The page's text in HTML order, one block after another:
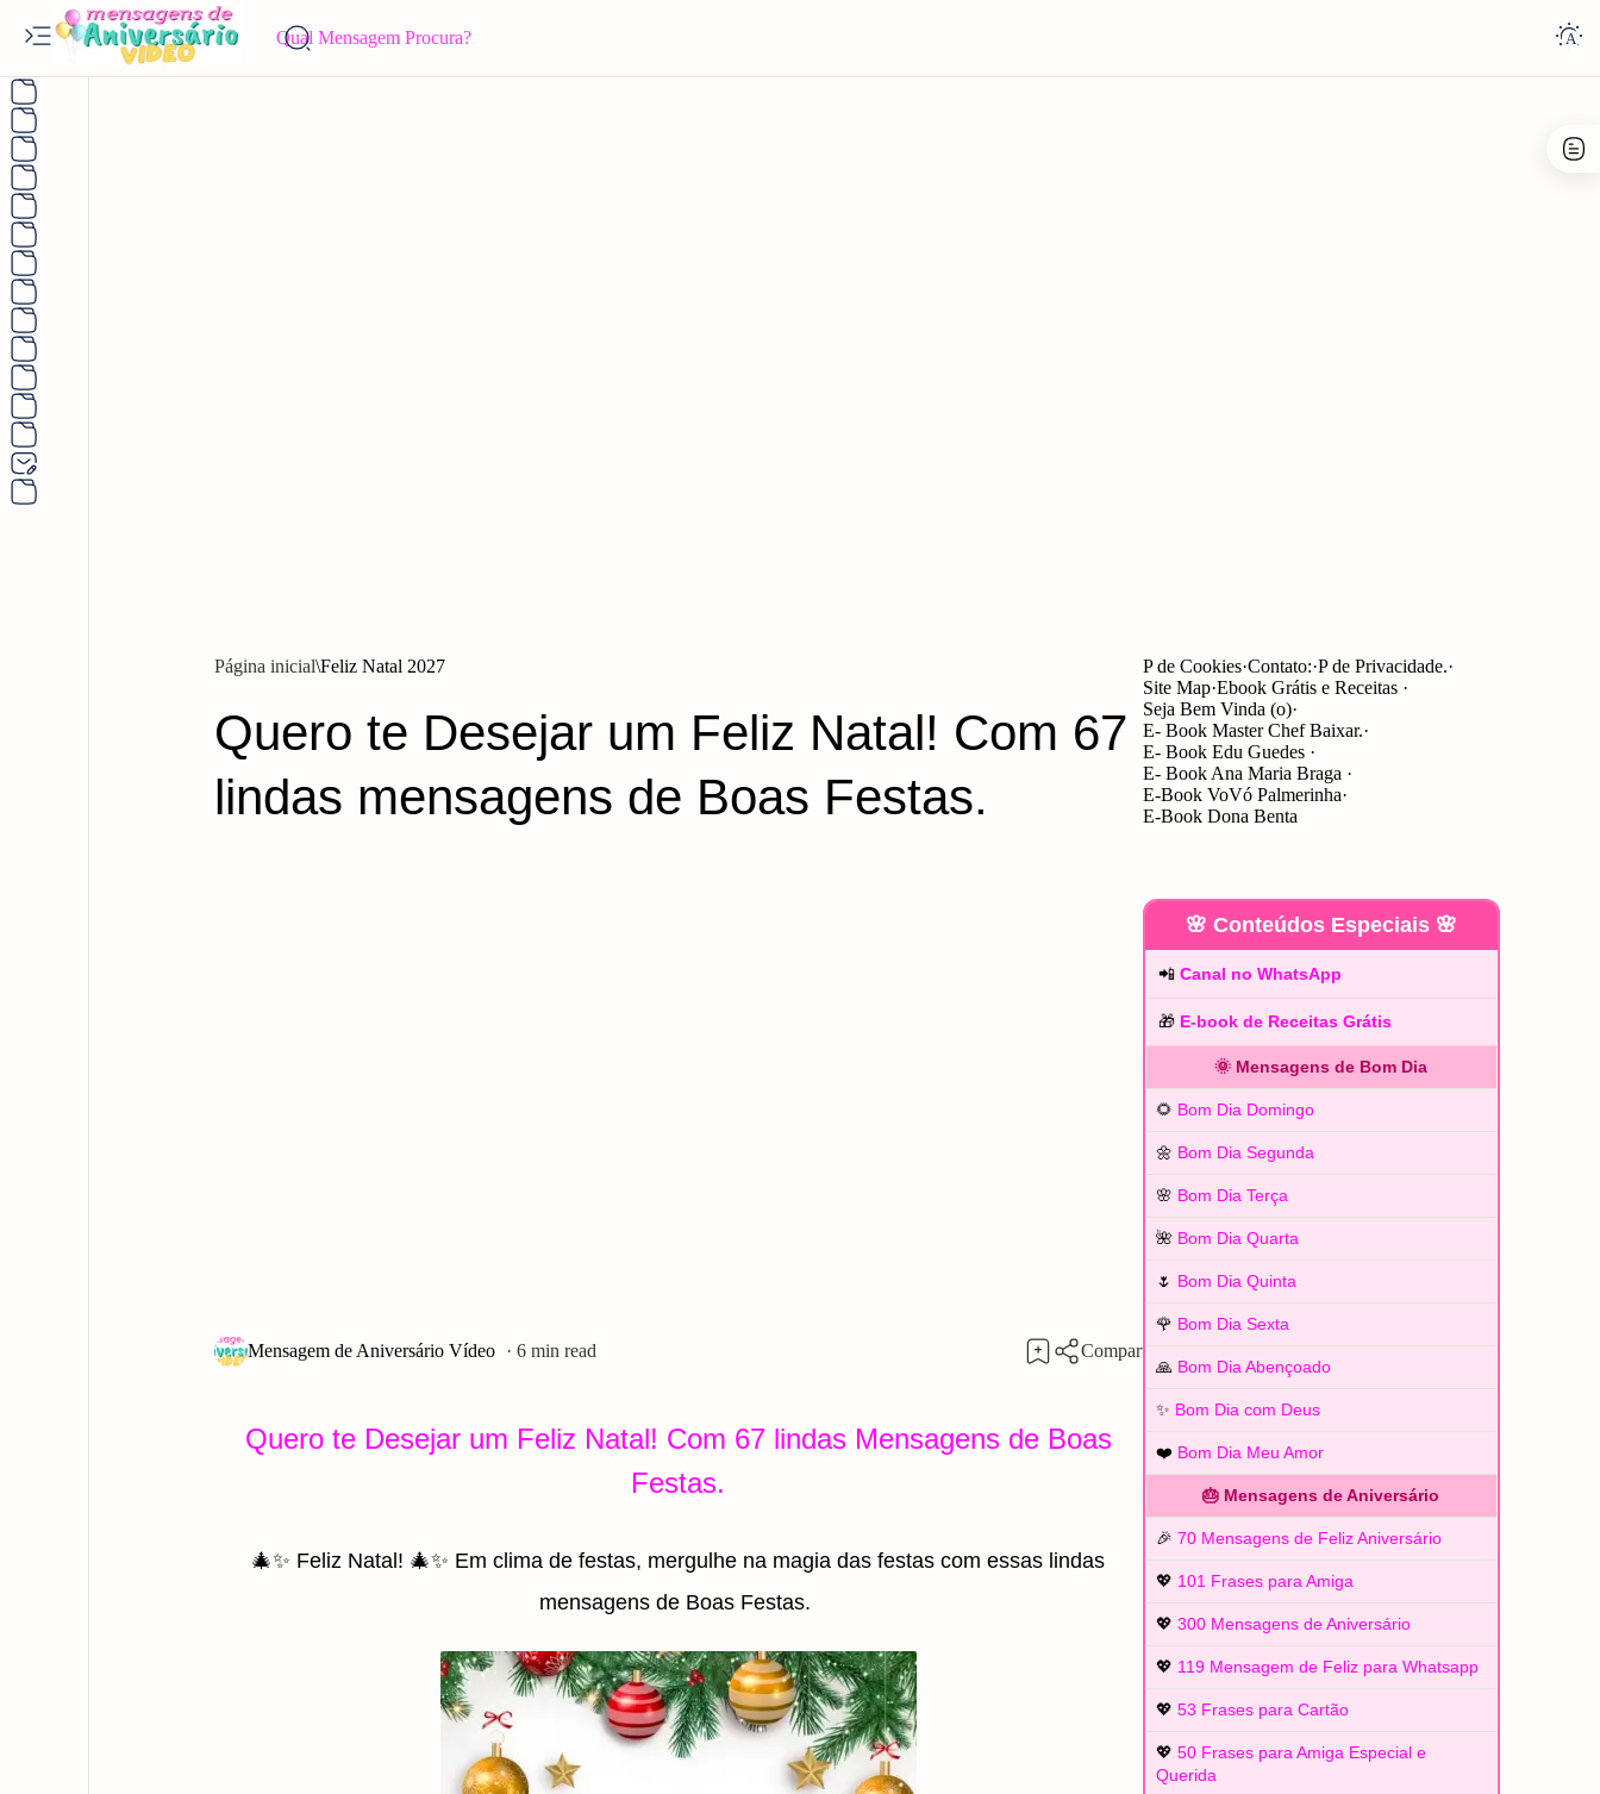
Página inicial Feliz Natal 2027
Quero te Desejar um Feliz Natal! Com 67
lindas mensagens de Boas Festas.
6
Quero te Desejar um Feliz Natal! Com 67 lindas Mensagens de Boas
Festas.
🎄✨ Feliz Natal! 🎄✨ Em clima de festas, mergulhe na magia das festas com essas lindas
mensagens de Boas Festas.
P de Cookies Contato: P de Privacidade.
Site Map Ebook Grátis e Receitas
Seja Bem Vinda (o)
E- Book Master Chef Baixar.
E- Book Edu Guedes
E- Book Ana Maria Braga
E-Book VoVó Palmerinha
E-Book Dona Benta
🌸 Conteúdos Especiais 🌸
📲 Canal no WhatsApp
🎁 E-book de Receitas Grátis
🌞 Mensagens de Bom Dia
🌻 Bom Dia Domingo
🌼 Bom Dia Segunda
🌸 Bom Dia Terça
🌺 Bom Dia Quarta
🌷 Bom Dia Quinta
🌹 Bom Dia Sexta
🙏 Bom Dia Abençoado
✨ Bom Dia com Deus
❤️ Bom Dia Meu Amor
🎂 Mensagens de Aniversário
🎉 70 Mensagens de Feliz Aniversário
💖 101 Frases para Amiga
💖 300 Mensagens de Aniversário
💖 119 Mensagem de Feliz para Whatsapp
💖 53 Frases para Cartão
💖 50 Frases para Amiga Especial e
Querida